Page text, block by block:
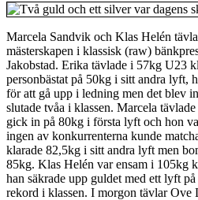
Marcela Sandvik och Klas Helén
mästerskapen i klassisk (raw)
Jakobstad. Erika tävlade i 57kg U23
personbästat på 50kg i sitt andra lyft,
för att gå upp i ledning men det blev
slutade tvåa i klassen. Marcela
gick in på 80kg i första lyft och hon
ingen av konkurrenterna kunde
klarade 82,5kg i sitt andra lyft men
85kg. Klas Helén var ensam i 105kg
han säkrade upp guldet med ett lyft
rekord i klassen. I morgon tävlar Ove